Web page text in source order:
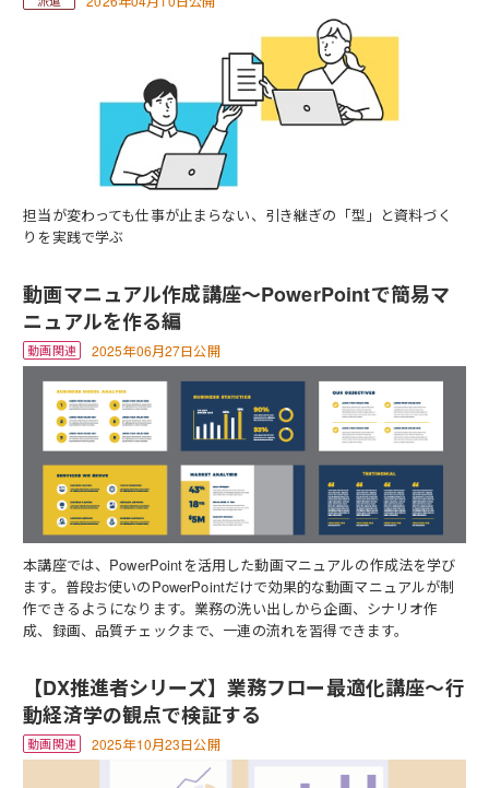
担当が変わっても仕事が止まらない、引き継ぎの「型」と資料づく
りを実践で学ぶ
動画マニュアル作成講座～PowerPointで簡易マ
ニュアルを作る編
2025年06月27日公開
本講座では、PowerPointを活用した動画マニュアルの作成法を学び
ます。普段お使いのPowerPointだけで効果的な動画マニュアルが制
作できるようになります。業務の洗い出しから企画、シナリオ作
成、録画、品質チェックまで、一連の流れを習得できます。
【DX推進者シリーズ】業務フロー最適化講座～行
動経済学の観点で検証する
2025年10月23日公開